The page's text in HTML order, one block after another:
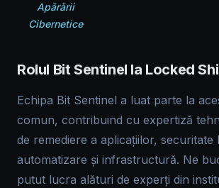
Apărării
Cibernetice
Rolul Bit Sentinel la Locked
Echipa Bit Sentinel a luat parte la
comun, contribuind cu expertiză
de remediere a aplicațiilor, securitate
automatizare și infrastructură. Ne
putut lucra alături de experți din